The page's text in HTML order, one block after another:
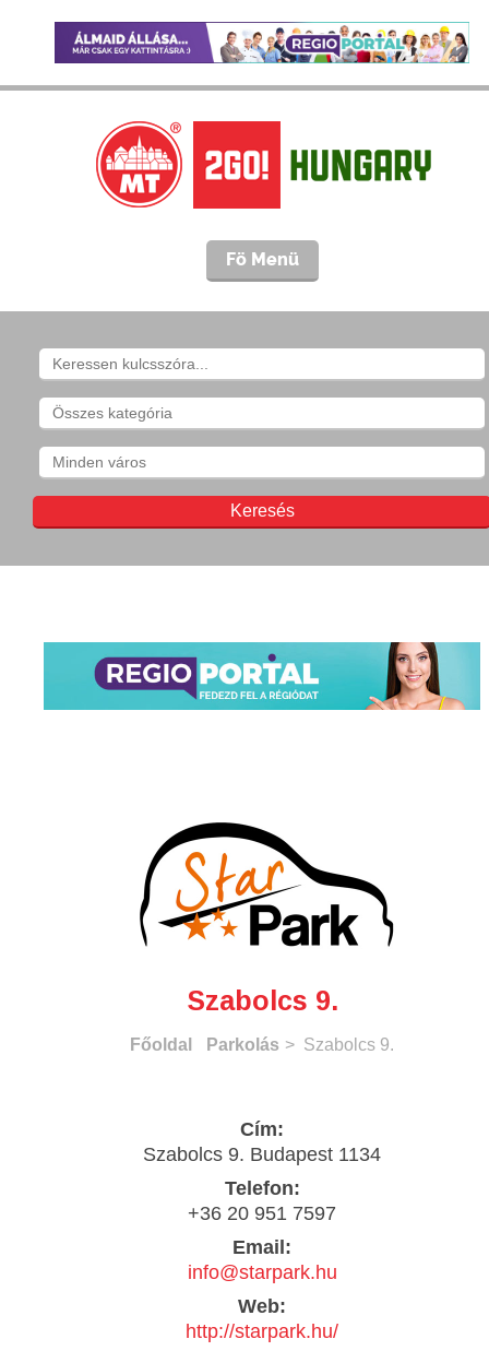
Fö Menü
Szabolcs 9.
Főoldal Parkolás > Szabolcs 9.
Cím:
Szabolcs 9. Budapest 1134
Telefon:
+36 20 951 7597
Email:
info@starpark.hu
Web:
http://starpark.hu/